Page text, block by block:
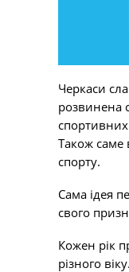
Черкаси
розвинена
Також саме
спорту.
Сама ідея
свого
Кожен рік
різного